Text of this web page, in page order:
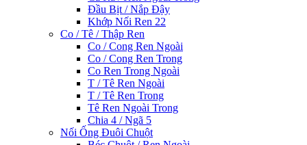
Đầu Bịt / Nắp Đậy
Khớp Nối Ren 22
Co / Tê / Thập Ren
Co / Cong Ren Ngoài
Co / Cong Ren Trong
Co Ren Trong Ngoài
T / Tê Ren Ngoài
T / Tê Ren Trong
Tê Ren Ngoài Trong
Chia 4 / Ngã 5
Nối Ống Đuôi Chuột